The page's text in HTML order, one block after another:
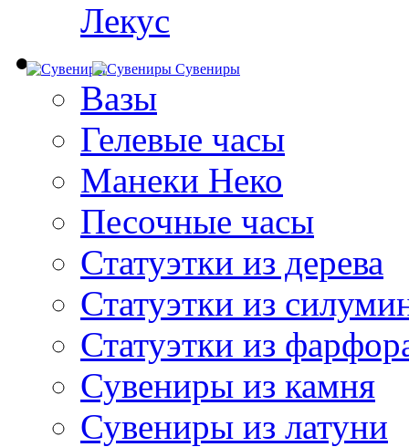
Лекус
Сувениры
Вазы
Гелевые часы
Манеки Неко
Песочные часы
Статуэтки из дерева
Статуэтки из
Статуэтки из
Сувениры из камня
Сувениры из латуни